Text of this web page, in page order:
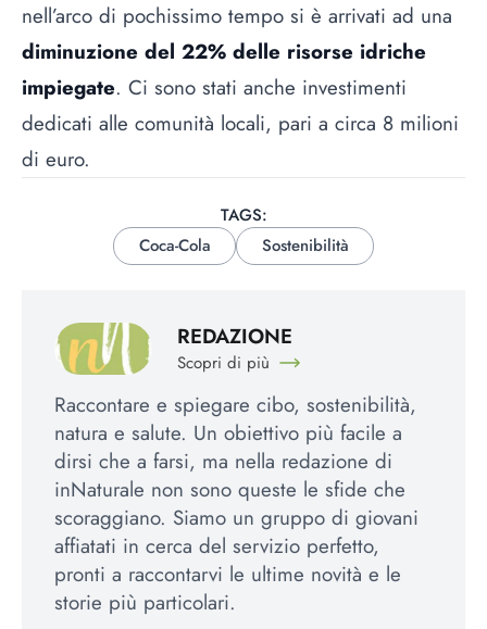
nell’arco di pochissimo tempo si è arrivati ad una
diminuzione del 22% delle risorse idriche
impiegate. Ci sono stati anche investimenti
dedicati alle comunità locali, pari a circa 8 milioni
di euro.
TAGS:
Coca-Cola
Sostenibilità
REDAZIONE
Scopri di più
Raccontare e spiegare cibo, sostenibilità,
natura e salute. Un obiettivo più facile a
dirsi che a farsi, ma nella redazione di
inNaturale non sono queste le sfide che
scoraggiano. Siamo un gruppo di giovani
affiatati in cerca del servizio perfetto,
pronti a raccontarvi le ultime novità e le
storie più particolari.